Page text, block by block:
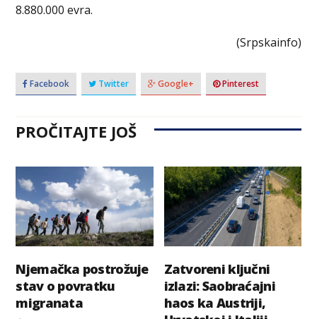
8.880.000 evra.
(Srpskainfo)
Facebook Twitter Google+ Pinterest
PROČITAJTE JOŠ
Njemačka postrožuje
stav o povratku
migranata
Zatvoreni ključni
izlazi: Saobraćajni
haos ka Austriji,